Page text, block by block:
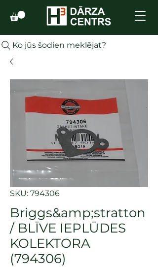
Ko jūs šodien meklējat?
SKU: 794306
Briggs&amp;stratton
/ BLĪVE IEPLŪDES
KOLEKTORA
(794306)